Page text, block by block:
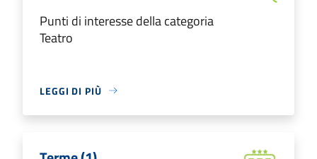
Punti di interesse della categoria
Teatro
LEGGI DI PIÙ